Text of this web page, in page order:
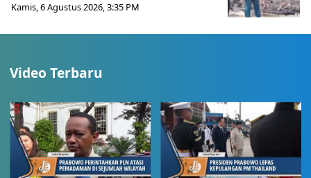
Kamis, 6 Agustus 2026, 3:35 PM
Video Terbaru